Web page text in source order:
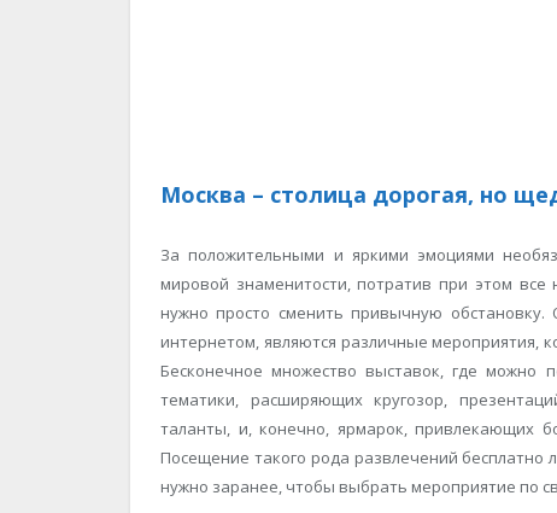
Москва – столица дорогая, но
За положительными и яркими эмоциями
мировой знаменитости, потратив при этом
нужно просто сменить привычную
интернетом, являются различные мероприятия,
Бесконечное множество выставок, где можно
тематики, расширяющих кругозор,
таланты, и, конечно, ярмарок, привлекающих
Посещение такого рода развлечений бесплатно
нужно заранее, чтобы выбрать мероприятие по